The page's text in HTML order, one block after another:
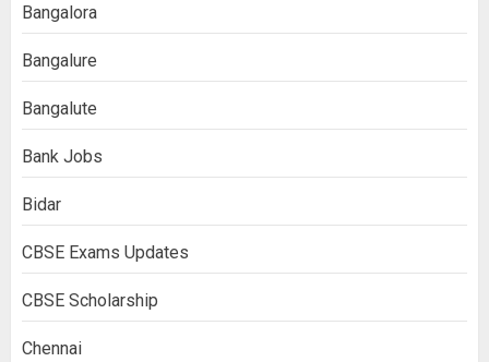
Bangalora
Bangalure
Bangalute
Bank Jobs
Bidar
CBSE Exams Updates
CBSE Scholarship
Chennai